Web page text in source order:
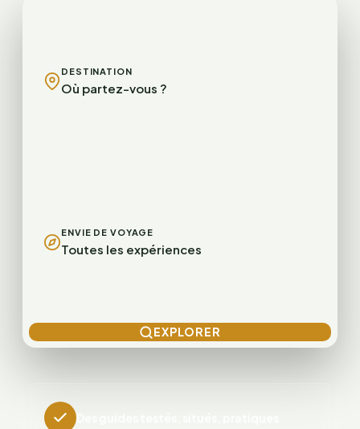
DESTINATION
Où partez-vous ?
ENVIE DE VOYAGE
Toutes les expériences
EXPLORER